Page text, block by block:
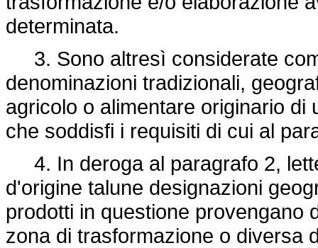
determinata.
3. Sono altresì considerate
denominazioni tradizionali,
agricolo o alimentare originario di
che soddisfi i requisiti di cui al
4. In deroga al paragrafo 2,
d'origine talune designazioni
prodotti in questione provengano
zona di trasformazione o diversa